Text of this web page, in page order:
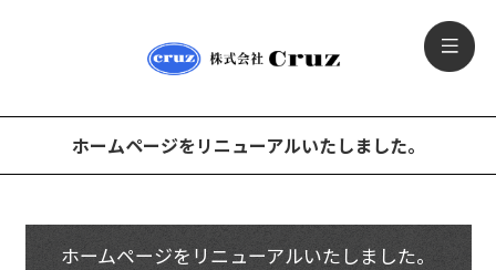
ホームページをリニューアルいたしました。
ホームページをリニューアルいたしました。